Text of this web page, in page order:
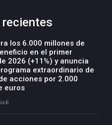
los 6.000 millones de
en el primer
2026 (+11%) y anuncia
extraordinario de
acciones por 2.000
euros